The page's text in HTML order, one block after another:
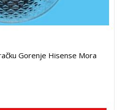
Gorenje Hisense Mora